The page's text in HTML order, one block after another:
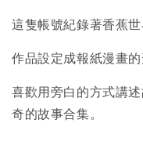
這隻帳號紀錄著香蕉
作品設定成報紙漫畫
喜歡用旁白的方式講
奇的故事合集。